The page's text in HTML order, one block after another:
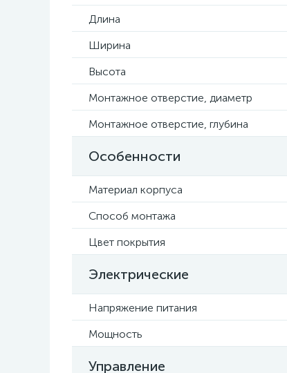
Длина
Ширина
Высота
Монтажное отверстие, диаметр
Монтажное отверстие, глубина
Особенности
Материал корпуса
Способ монтажа
Цвет покрытия
Электрические
Напряжение питания
Мощность
Управление